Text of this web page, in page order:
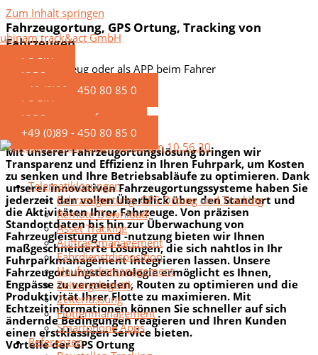
Zum Inhalt springen
ubinam track&act GmbH
LOGIN
JOBS
+49 (0)89 - 450 80 85 0
LOGIN
JOBS
+49 (0)89 - 450 80 85 0
Telematiklösungen
Fahrzeugortung, GPS Ortung und Tracking
Remote Download
Asset Tracking
Auftragsmanagement
Fahrdienstdisposition
Haufwerksmanagement
Zeitungslogistik
Zeiterfassung
Flottenmanagement
Smartphone Apps
Referenzen
Fahrzeugortung, GPS Ortung, Tracking von
Fahrzeugen
GPS im Fahrzeug oder als APP beim Fahrer
Live Demo anfragen
Fuhrparkortung
Mit unserer Fahrzeugortungslösung bringen wir
Transparenz und Effizienz in Ihren Fuhrpark, um Kosten
zu senken und Ihre Betriebsabläufe zu optimieren. Dank
unserer innovativen Fahrzeugortungssysteme haben Sie
jederzeit den vollen Überblick über den Standort und
die Aktivitäten Ihrer Fahrzeuge. Von präzisen
Standortdaten bis hin zur Überwachung von
Fahrzeugleistung und -nutzung bieten wir Ihnen
maßgeschneiderte Lösungen, die sich nahtlos in Ihr
Fuhrparkmanagement integrieren lassen. Unsere
Fahrzeugortungstechnologie ermöglicht es Ihnen,
Engpässe zu vermeiden, Routen zu optimieren und die
Produktivität Ihrer Flotte zu maximieren. Mit
Echtzeitinformationen können Sie schneller auf sich
ändernde Bedingungen reagieren und Ihren Kunden
einen erstklassigen Service bieten.
Vorteile der GPS Ortung